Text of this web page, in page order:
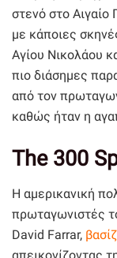
στενό στο Αιγαίο
με κάποιες
Αγίου Νικολάου
πιο διάσημες
από τον
καθώς ήταν η
The 300
H αμερικανική
πρωταγωνιστές
David Farrar,